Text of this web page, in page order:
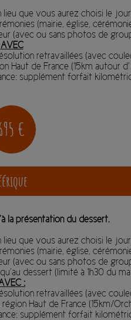
que vous aurez choisi le
(mairie, église,
(avec ou sans photos de
AVEC
retravaillées (avec
Haut de France (15km autour d'
supplément forfait
€
la présentation du dessert.
que vous aurez choisi le
(mairie, église,
(avec ou sans photos de
dessert (limité à 1h30 du
:
retravaillées (avec
Haut de France (15km/
supplément forfait